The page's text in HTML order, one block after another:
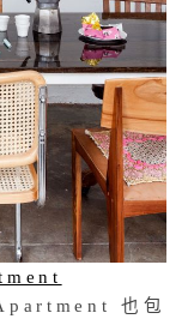
也包